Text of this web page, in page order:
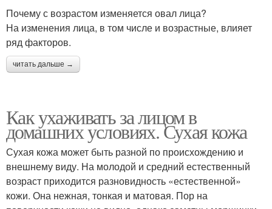
Почему с возрастом изменяется овал лица?
На изменения лица, в том числе и возрастные, влияет
ряд факторов.
читать дальше →
Как ухаживать за лицом в
домашних условиях. Сухая кожа
Сухая кожа может быть разной по происхождению и
внешнему виду. На молодой и средний естественный
возраст приходится разновидность «естественной»
кожи. Она нежная, тонкая и матовая. Пор на